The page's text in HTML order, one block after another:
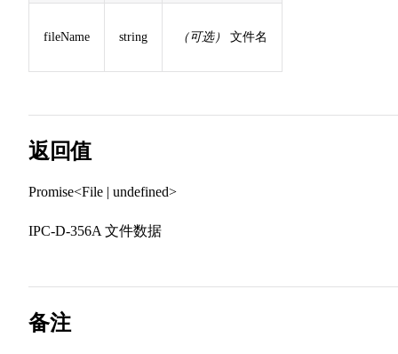
fileName string （可选） 文件名
返回值
Promise<File | undefined>
IPC-D-356A 文件数据
备注